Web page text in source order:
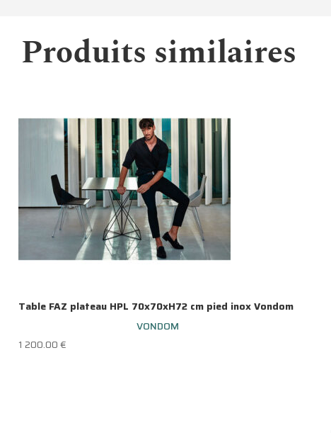
Produits similaires
Table FAZ plateau HPL 70x70xH72 cm pied inox Vondom
VONDOM
1 200.00€